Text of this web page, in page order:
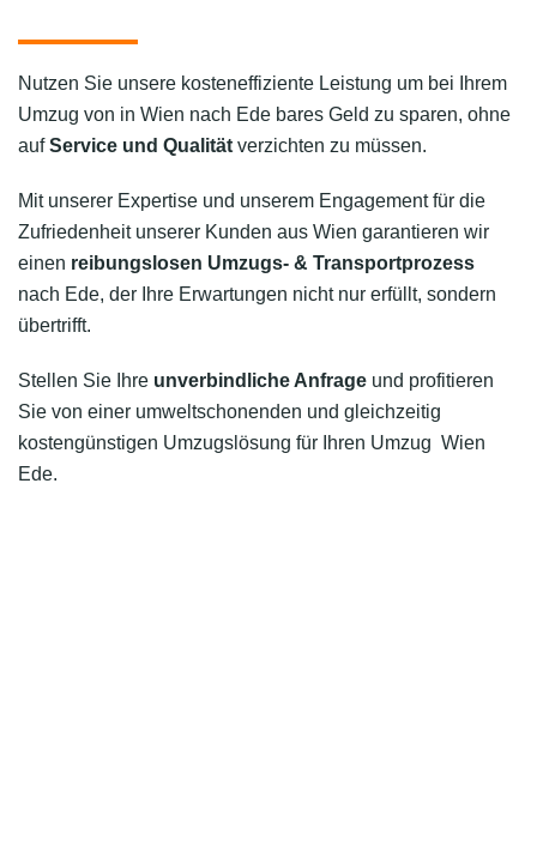
Nutzen Sie unsere kosteneffiziente Leistung um bei Ihrem
Umzug von in Wien nach Ede bares Geld zu sparen, ohne
aufService und Qualität verzichten zu müssen.
Mit unserer Expertise und unserem Engagement für die
Zufriedenheit unserer Kunden aus Wien garantieren wir
einen reibungslosen Umzugs- & Transportprozess
nach Ede, der Ihre Erwartungen nicht nur erfüllt, sondern
übertrifft.
Stellen Sie Ihre unverbindliche Anfrage und profitieren
Sie von einer umweltschonenden und gleichzeitig
kostengünstigen Umzugslösung für Ihren Umzug Wien
Ede.